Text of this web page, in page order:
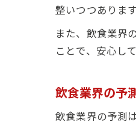
整いつつあります
また、飲食業界
ことで、安心し
飲食業界の予
飲食業界の予測